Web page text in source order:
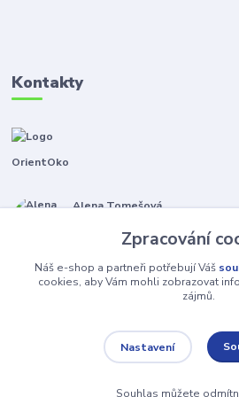
Kontakty
OrientOko
Alena Tomešová
(Po-Pá, 9-15 hod.)
info@orientoko.cz
Zpracování
Náš e-shop a partneři potřebují Váš
cookies, aby Vám mohli zobrazovat
zájmů.
Nastavení
Souhlas můžete